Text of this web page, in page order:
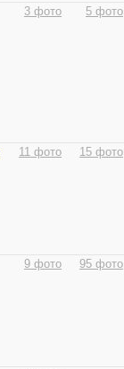
3 фото 5 фото
11 фото 15 фото
9 фото 95 фото